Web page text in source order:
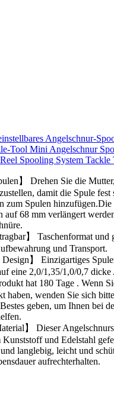
Angelschnur-
Tool Mini Angelschnur
Spooling System Tackle
】 Drehen Sie die
damit die Spule fest
zum Spulen hinzufügen.Die
auf 68 mm verlängert
】 Taschenformat und
und Transport.
Design】 Einzigartiges
eine 2,0/1,35/1,0/0,7 dicke
hat 180 Tage . Wenn
haben, wenden Sie sich
geben, um Ihnen bei
】 Dieser
und Edelstahl
langlebig, leicht und
aufrechterhalten.